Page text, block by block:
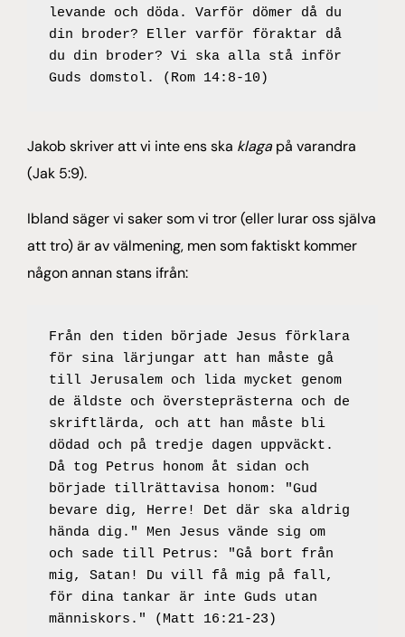
levande och döda. Varför dömer då du
din broder? Eller varför föraktar då
du din broder? Vi ska alla stå inför
Guds domstol. (Rom 14:8-10)
Jakob skriver att vi inte ens ska klaga på varandra
(Jak 5:9).
Ibland säger vi saker som vi tror (eller lurar oss själva
att tro) är av välmening, men som faktiskt kommer
någon annan stans ifrån:
Från den tiden började Jesus förklara
för sina lärjungar att han måste gå
till Jerusalem och lida mycket genom
de äldste och översteprästerna och de
skriftlärda, och att han måste bli
dödad och på tredje dagen uppväckt.
Då tog Petrus honom åt sidan och
började tillrättavisa honom: "Gud
bevare dig, Herre! Det där ska aldrig
hända dig." Men Jesus vände sig om
och sade till Petrus: "Gå bort från
mig, Satan! Du vill få mig på fall,
för dina tankar är inte Guds utan
människors." (Matt 16:21-23)